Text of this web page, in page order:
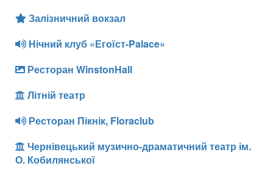
Залізничний вокзал
Нічний клуб «Егоїст-Palace»
Ресторан WinstonHall
Літній театр
Ресторан Пікнік, Floraclub
Чернівецький музично-драматичний театр ім.
О. Кобилянської